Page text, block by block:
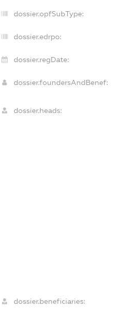
dossier.opfSubType:
dossier.edrpo:
dossier.regDate:
dossier.foundersAndBenef:
dossier.heads:
dossier.beneficiaries: